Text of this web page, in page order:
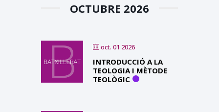
OCTUBRE 2026
oct. 01 2026
INTRODUCCIÓ A LA
TEOLOGIA I MÈTODE
TEOLÒGIC